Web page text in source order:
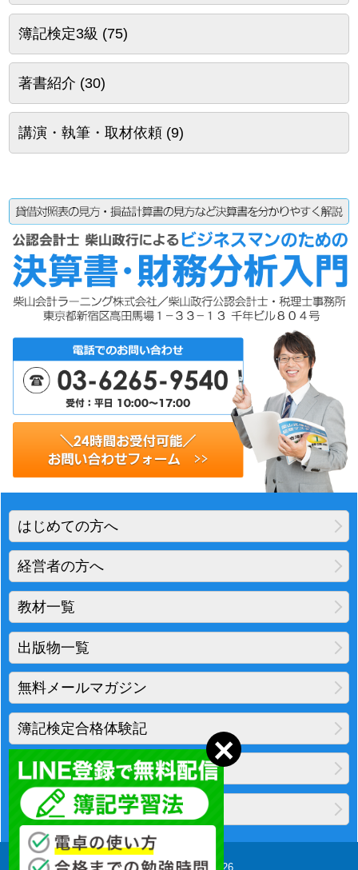
簿記検定3級 (75)
著書紹介 (30)
講演・執筆・取材依頼(9)
はじめての方へ
経営者の方へ
教材一覧
出版物一覧
無料メールマガジン
簿記検定合格体験記
地図・アクセス
プライバシーポリシー
Copyright(C) 2010-2026